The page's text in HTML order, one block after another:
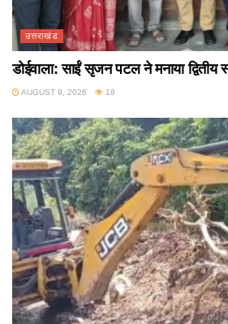
उत्तराखंड
डोईवाला: साईं सृजन पटल ने मनाया द्वितीय
AUGUST 9, 2026 18